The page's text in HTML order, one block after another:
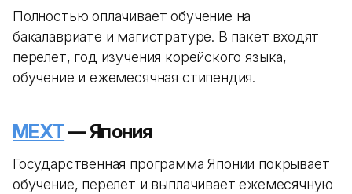
Полностью оплачивает обучение на
бакалавриате и магистратуре. В пакет входят
перелет, год изучения корейского языка,
обучение и ежемесячная стипендия.
MEXT— Япония
Государственная программа Японии покрывает
обучение, перелет и выплачивает ежемесячную